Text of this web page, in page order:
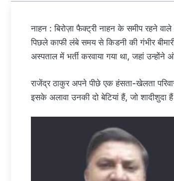
नाहन : बिरोज़ा फैक्ट्री नाहन के समीप रहने
पिछले काफी लंबे समय से किडनी की गंभीर
अस्पताल में भर्ती करवाया गया था, जहां
राजेंद्र ठाकुर अपने पीछे एक हंसता-खेलता
इसके अलावा उनकी दो बेटियां हैं, जो शादीशुदा